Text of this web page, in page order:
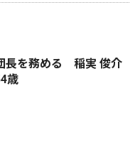
長を務める 稲実 俊介
歳